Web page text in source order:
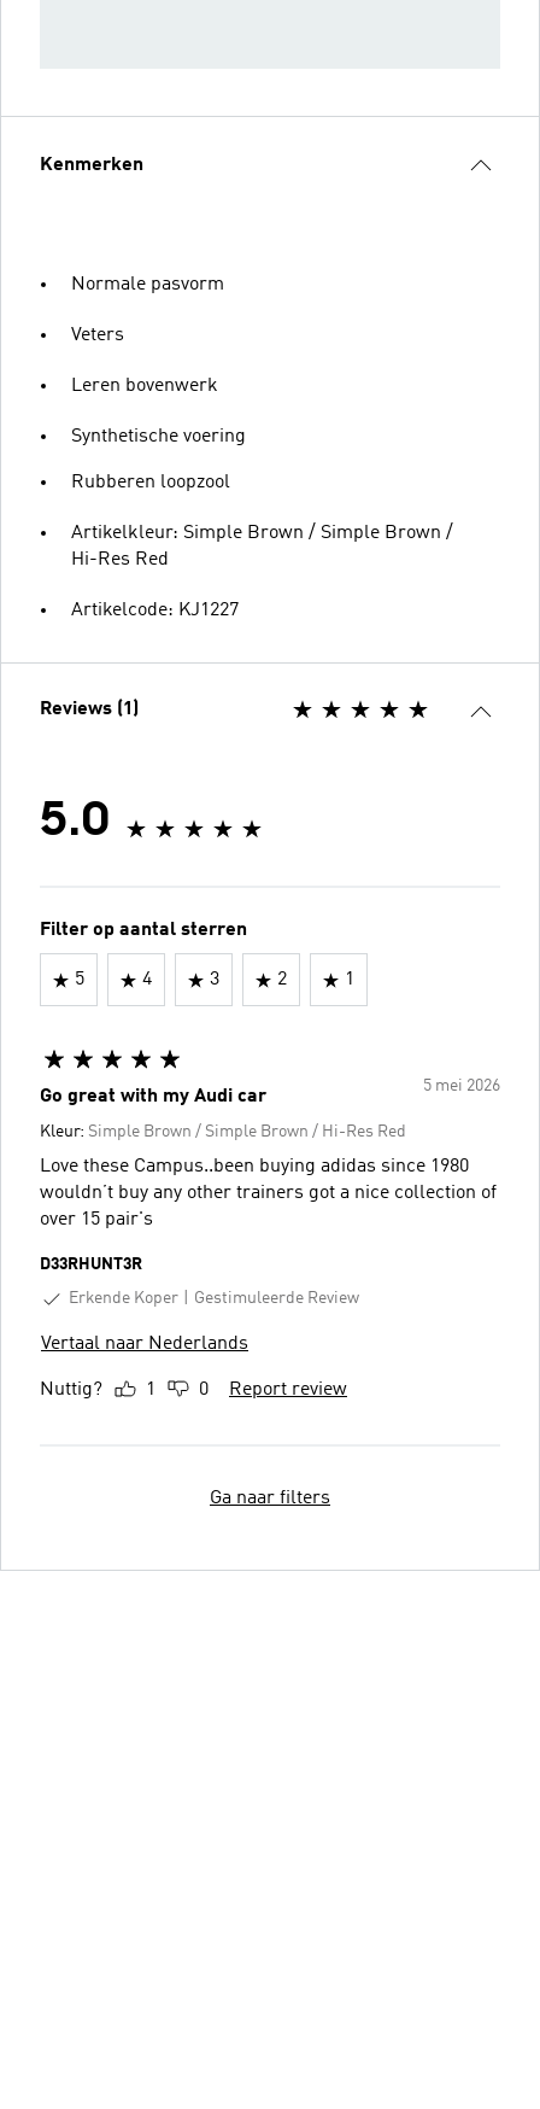
Kenmerken
Normale pasvorm
Veters
Leren bovenwerk
Synthetische voering
Rubberen loopzool
Artikelkleur: Simple Brown / Simple Brown /
Hi-Res Red
Artikelcode: KJ1227
Reviews (1)
5.0
Filter op aantal sterren
5 4 3 2 1
5 mei 2026
Go great with my Audi car
Kleur: Simple Brown / Simple Brown / Hi-Res Red
Love these Campus..been buying adidas since 1980
wouldn’t buy any other trainers got a nice collection of
over 15 pair's
D33RHUNT3R
Erkende Koper
Gestimuleerde Review
Vertaal naar Nederlands
Nuttig? 1 0 Report review
Ga naar filters